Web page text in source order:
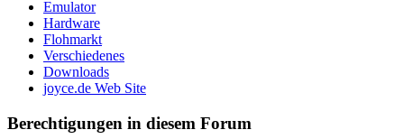
Emulator
Hardware
Flohmarkt
Verschiedenes
Downloads
joyce.de Web Site
Berechtigungen in diesem Forum